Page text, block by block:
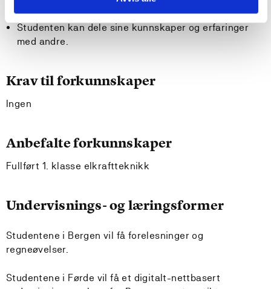
arbeid med elektriske maskiner.
Studenten kan dele sine kunnskaper og erfaringer
med andre.
Krav til forkunnskaper
Ingen
Anbefalte forkunnskaper
Fullført 1. klasse elkraftteknikk
Undervisnings- og læringsformer
Studentene i Bergen vil få forelesninger og
regneøvelser.
Studentene i Førde vil få et digitalt-nettbasert